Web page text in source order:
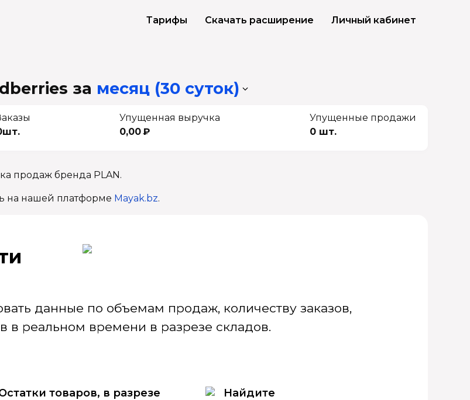
Тарифы Скачать расширение Личный кабинет
за месяц (30 суток)
Упущенная выручка
0,00 ₽
Упущенные продажи
0 шт.
продаж бренда PLAN.
на нашей платформе Mayak.bz.
данные по объемам продаж, количеству заказов,
в реальном времени в разрезе складов.
товаров, в разрезе
Найдите